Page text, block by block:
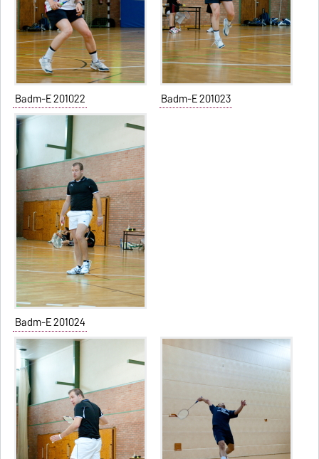
Badm-E 201022 Badm-E 201023
Badm-E 201024